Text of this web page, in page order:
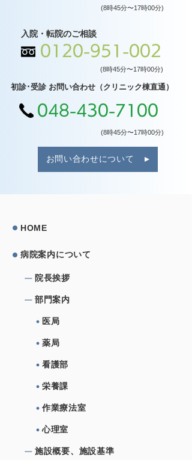
(8時45分〜17時00分)
入院・転院のご相談
0120-951-002
(8時45分〜17時00分)
初診･受診 お問い合わせ（クリニック棟直通）
048-430-7100
(8時45分〜17時00分)
お問い合わせについて
HOME
病院案内について
院⻑挨拶
部⾨案内
医局
薬局
看護部
栄養課
作業療法室
心理室
施設概要、施設基準